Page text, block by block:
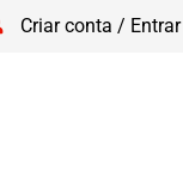
Criar conta / Entrar